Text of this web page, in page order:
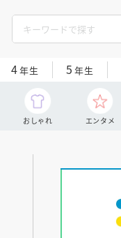
4年生 5 年生
おしゃれ エンタメ